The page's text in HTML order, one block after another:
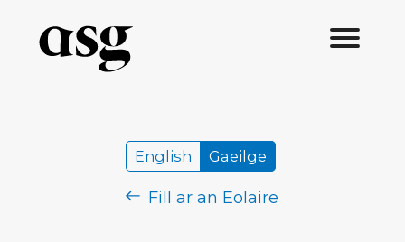
English Gaeilge
Fill ar an Eolaire